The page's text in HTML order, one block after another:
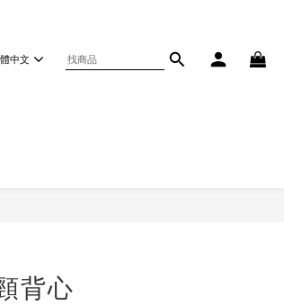
中文
背心